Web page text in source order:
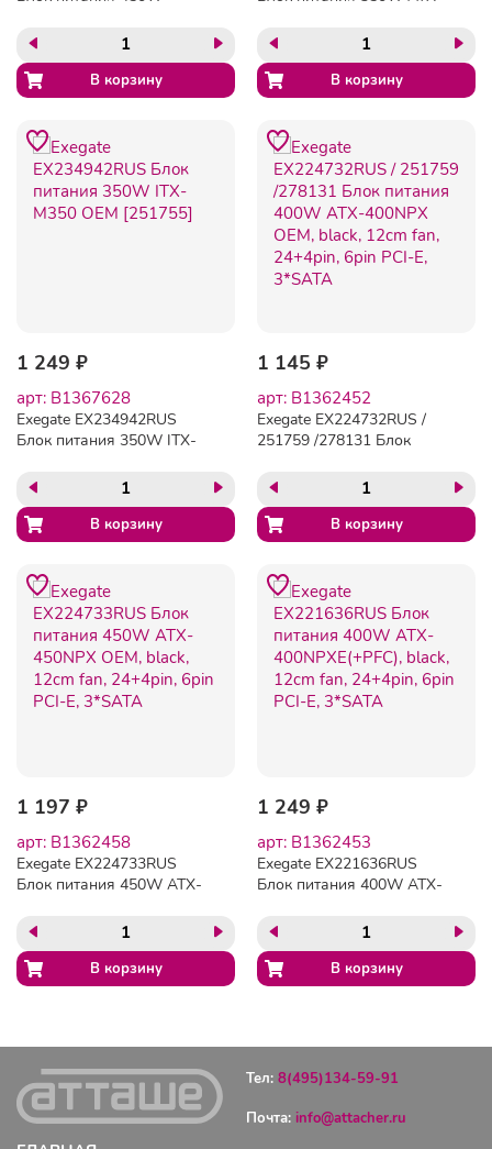
fan, 24+4pin, 2*SATA, 1*IDE
fan, 24+4pin, 3*SATA,
1*FDD, 2*IDE [251758]
1 249 ₽
арт: B1367628
Exegate EX234942RUS
Блок питания 350W ITX-
1 145 ₽
арт: B1362452
Exegate EX224732RUS /
251759 /278131 Блок
400NPX OEM, black, 12cm
fan, 24+4pin, 6pin PCI-E,
3*SATA
1 197 ₽
арт: B1362458
Exegate EX224733RUS
Блок питания 450W ATX-
fan, 24+4pin, 6pin PCI-E,
3*SATA
1 249 ₽
арт: B1362453
Exegate EX221636RUS
Блок питания 400W ATX-
12cm fan, 24+4pin, 6pin
PCI-E, 3*SATA
Тел: 8(495)134-59-91
Почта: info@attacher.ru